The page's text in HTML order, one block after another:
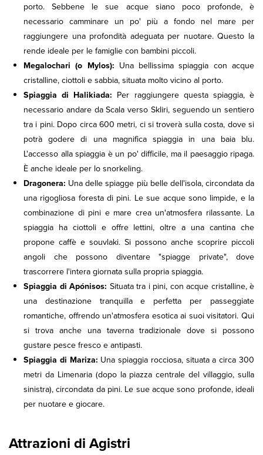
porto. Sebbene le sue acque siano poco profonde, è
necessario camminare un po' più a fondo nel mare per
raggiungere una profondità adeguata per nuotare. Questo la
rende ideale per le famiglie con bambini piccoli.
Megalochari (o Mylos): Una bellissima spiaggia con acque
cristalline, ciottoli e sabbia, situata molto vicino al porto.
Spiaggia di Halikiada: Per raggiungere questa spiaggia, è
necessario andare da Scala verso Skliri, seguendo un sentiero
tra i pini. Dopo circa 600 metri, ci si troverà sulla costa, dove si
potrà godere di una magnifica spiaggia in una baia blu.
L'accesso alla spiaggia è un po' difficile, ma il paesaggio ripaga.
È anche ideale per lo snorkeling.
Dragonera: Una delle spiagge più belle dell'isola, circondata da
una rigogliosa foresta di pini. Le sue acque sono limpide, e la
combinazione di pini e mare crea un'atmosfera rilassante. La
spiaggia ha ciottoli e offre lettini, oltre a una cantina che
propone caffè e souvlaki. Si possono anche scoprire piccoli
angoli che possono diventare "spiagge private", dove
trascorrere l'intera giornata sulla propria spiaggia.
Spiaggia di Apónisos: Situata tra i pini, con acque cristalline, è
una destinazione tranquilla e perfetta per passeggiate
romantiche, offrendo un'atmosfera esotica ai suoi visitatori. Qui
si trova anche una taverna tradizionale dove si possono
gustare pesce fresco e antipasti.
Spiaggia di Mariza: Una spiaggia rocciosa, situata a circa 300
metri da Limenaria (dopo la piazza centrale del villaggio, sulla
sinistra), circondata da pini. Le sue acque sono profonde, ideali
per nuotare e giocare.
Attrazioni di Agistri